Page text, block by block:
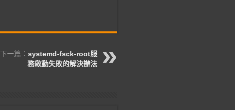
下一篇： systemd-fsck-root服
務啟動失敗的解決辦法